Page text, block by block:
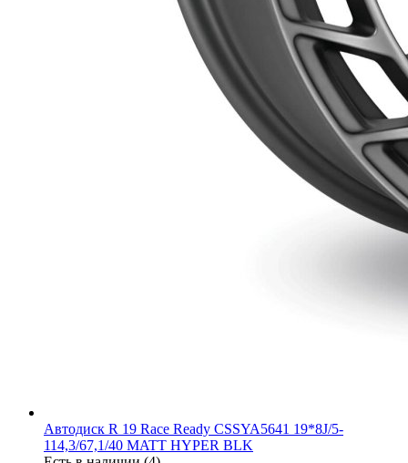
Автодиск R 19 Race Ready CSSYA5641 19*8J/5-
114,3/67,1/40 MATT HYPER BLK